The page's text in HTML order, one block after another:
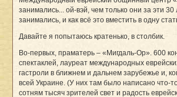
занимались... ой-вэй, чем только они за эти 30
занимались, и как всё это вместить в одну
Давайте я попытаюсь кратенько, в столбик.
Во-первых, праматерь – «Мигдаль-Ор». 600
спектаклей, лауреат международных
гастроли в ближнем и дальнем зарубежье и,
всей Украине. (У них там было написано что-
сотням тысяч зрителей свет и радость